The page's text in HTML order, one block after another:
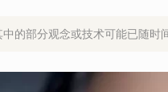
的部分观念或技术可能已随时